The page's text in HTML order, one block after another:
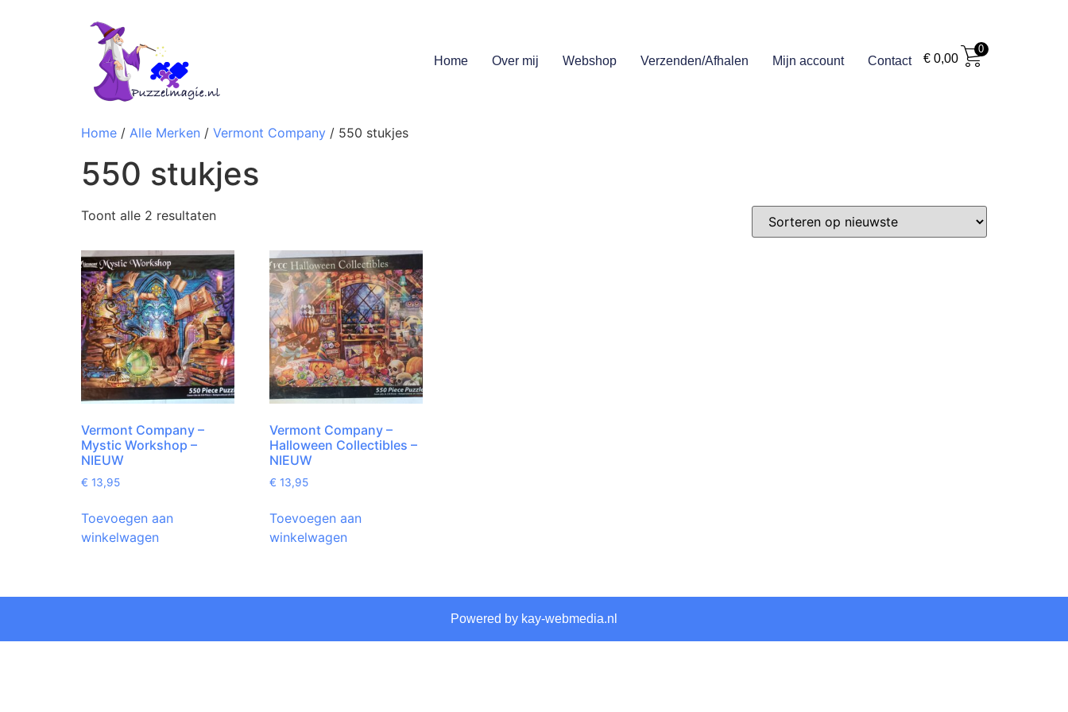
Home Over mij Webshop Verzenden/Afhalen Mijn account Contact €0,00
0
Home / Alle Merken / Vermont Company / 550 stukjes
550 stukjes
Toont alle 2 resultaten
Vermont Company –
Mystic Workshop –
NIEUW
€ 13,95
Toevoegen aan
winkelwagen
Vermont Company –
Halloween Collectibles –
NIEUW
€ 13,95
Toevoegen aan
winkelwagen
Powered by kay-webmedia.nl